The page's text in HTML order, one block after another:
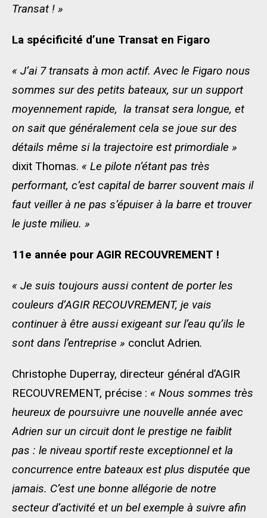
Transat ! »
La spécificité d’une Transat en Figaro
« J’ai 7 transats à mon actif. Avec le Figaro nous
sommes sur des petits bateaux, sur un support
moyennement rapide, la transat sera longue, et
on sait que généralement cela se joue sur des
détails même si la trajectoire est primordiale »
dixit Thomas. « Le pilote n’étant pas très
performant, c’est capital de barrer souvent mais il
faut veiller à ne pas s’épuiser à la barre et trouver
le juste milieu. »
11e année pour AGIR RECOUVREMENT !
« Je suis toujours aussi content de porter les
couleurs d’AGIR RECOUVREMENT, je vais
continuer à être aussi exigeant sur l’eau qu’ils le
sont dans l’entreprise » conclut Adrien.
Christophe Duperray, directeur général d’AGIR
RECOUVREMENT, précise : « Nous sommes très
heureux de poursuivre une nouvelle année avec
Adrien sur un circuit dont le prestige ne faiblit
pas : le niveau sportif reste exceptionnel et la
concurrence entre bateaux est plus disputée que
jamais. C’est une bonne allégorie de notre
secteur d’activité et un bel exemple à suivre afin